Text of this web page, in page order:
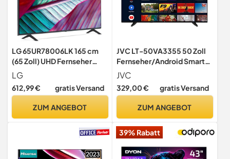
LG 65UR78006LK 165 cm
(65 Zoll) UHD Fernseher
(Active HDR, 60 Hz, Smart
TV) [Modelljahr 2023]
LG
612,99 € gratis Versand
ZUM ANGEBOT
JVC LT-50VA3355 50 Zoll
Fernseher/Android Smart
TV (4K Ultra HD, HDR Dolby
Vision, Triple-Tuner,
Bluetooth, Dolby Atmos)
JVC
329,00 € gratis Versand
ZUM ANGEBOT
39% Rabatt